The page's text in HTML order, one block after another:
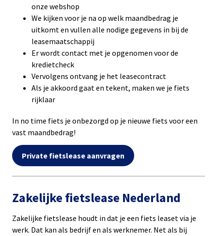
onze webshop
We kijken voor je na op welk maandbedrag je
uitkomt en vullen alle nodige gegevens in bij de
leasemaatschappij
Er wordt contact met je opgenomen voor de
kredietcheck
Vervolgens ontvang je het leasecontract
Als je akkoord gaat en tekent, maken we je fiets
rijklaar
In no time fiets je onbezorgd op je nieuwe fiets voor een
vast maandbedrag!
Private fietslease aanvragen
Zakelijke fietslease Nederland
Zakelijke fietslease houdt in dat je een fiets leaset via je
werk. Dat kan als bedrijf en als werknemer. Net als bij